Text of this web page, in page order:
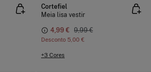
Cortefiel
Meia lisa vestir
4,99 € 9,99 €
Desconto 5,00 €
+3 Cores